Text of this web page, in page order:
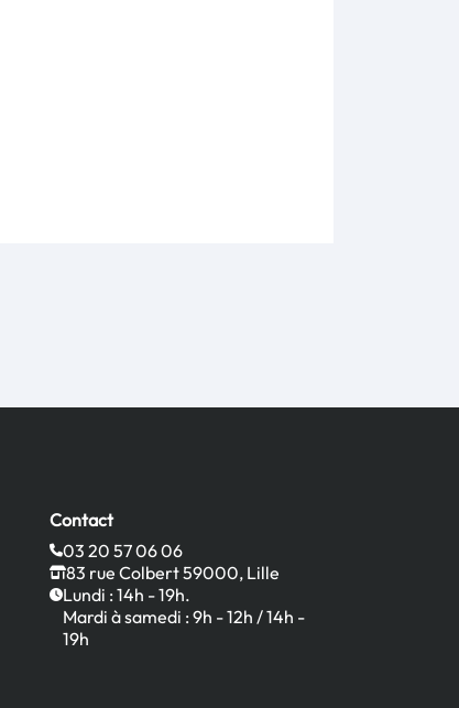
Contact
03 20 57 06 06
83 rue Colbert 59000, Lille
Lundi : 14h - 19h.
Mardi à samedi : 9h - 12h / 14h -
19h